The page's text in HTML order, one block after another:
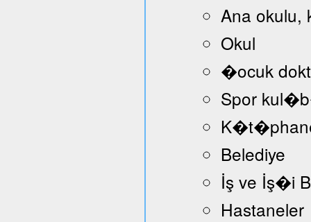
Ana okulu,
Okul
�ocuk
Spor
Belediye
İş ve İş�i
Hastaneler